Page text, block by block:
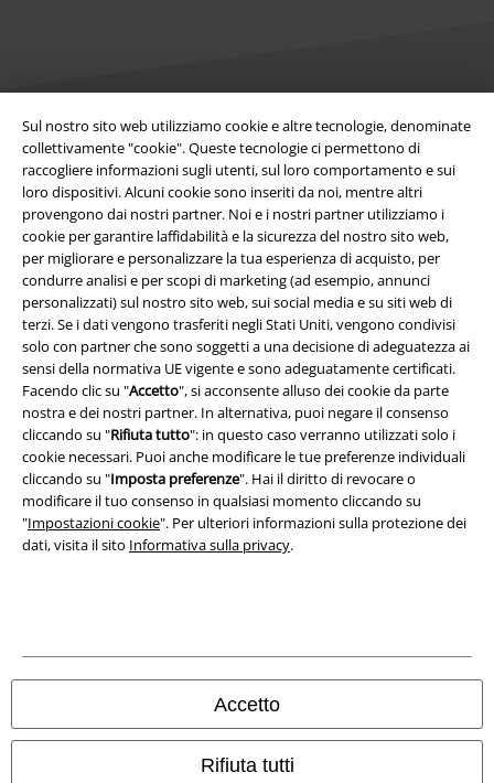
Sul nostro sito web utilizziamo cookie e altre tecnologie, denominate
collettivamente "cookie". Queste tecnologie ci permettono di
raccogliere informazioni sugli utenti, sul loro comportamento e sui
loro dispositivi. Alcuni cookie sono inseriti da noi, mentre altri
provengono dai nostri partner. Noi e i nostri partner utilizziamo i
cookie per garantire laffidabilità e la sicurezza del nostro sito web,
per migliorare e personalizzare la tua esperienza di acquisto, per
condurre analisi e per scopi di marketing (ad esempio, annunci
personalizzati) sul nostro sito web, sui social media e su siti web di
terzi. Se i dati vengono trasferiti negli Stati Uniti, vengono condivisi
solo con partner che sono soggetti a una decisione di adeguatezza ai
sensi della normativa UE vigente e sono adeguatamente certificati.
Facendo clic su "Accetto", si acconsente alluso dei cookie da parte
nostra e dei nostri partner. In alternativa, puoi negare il consenso
cliccando su "Rifiuta tutto": in questo caso verranno utilizzati solo i
cookie necessari. Puoi anche modificare le tue preferenze individuali
cliccando su "Imposta preferenze". Hai il diritto di revocare o
modificare il tuo consenso in qualsiasi momento cliccando su
"Impostazioni cookie". Per ulteriori informazioni sulla protezione dei
dati, visita il sito Informativa sulla privacy.
Accetto
Rifiuta tutti
Info legali
Termini & Condizioni
Redazione
Legge sulla Privacy
Smaltimento rifiuti e protezione dell’ambiente
Dichiarazione di Conformità
Informazioni sull'accessibilità
Impostazioni cookie
Esercita Recesso
Gli altri shop EMP nel mondo